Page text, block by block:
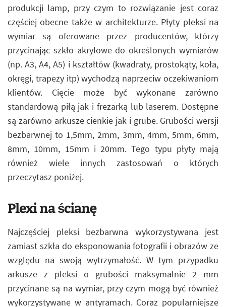
produkcji lamp, przy czym to rozwiązanie jest coraz
częściej obecne także w architekturze. Płyty pleksi na
wymiar są oferowane przez producentów, którzy
przycinając szkło akrylowe do określonych wymiarów
(np. A3, A4, A5) i kształtów (kwadraty, prostokąty, koła,
okręgi, trapezy itp) wychodzą naprzeciw oczekiwaniom
klientów. Cięcie może być wykonane zarówno
standardową piłą jak i frezarką lub laserem. Dostępne
są zarówno arkusze cienkie jak i grube. Grubości wersji
bezbarwnej to 1,5mm, 2mm, 3mm, 4mm, 5mm, 6mm,
8mm, 10mm, 15mm i 20mm. Tego typu płyty mają
również wiele innych zastosowań o których
przeczytasz poniżej.
Plexi na ścianę
Najczęściej pleksi bezbarwna wykorzystywana jest
zamiast szkła do eksponowania fotografii i obrazów ze
względu na swoją wytrzymałość. W tym przypadku
arkusze z pleksi o grubości maksymalnie 2 mm
przycinane są na wymiar, przy czym mogą być również
wykorzystywane w antyramach. Coraz popularniejsze